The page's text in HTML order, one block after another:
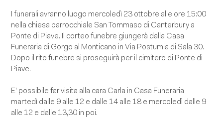
I funerali avranno luogo mercoledì 23 ottobre alle ore 15:00
nella chiesa parrocchiale San Tommaso di Canterbury a
Ponte di Piave. Il corteo funebre giungerà dalla Casa
Funeraria di Gorgo al Monticano in Via Postumia di Sala 30.
Dopo il rito funebre si proseguirà per il cimitero di Ponte di
Piave.
E’ possibile far visita alla cara Carla in Casa Funeraria
martedì dalle 9 alle 12 e dalle 14 alle 18 e mercoledì dalle 9
alle 12 e dalle 13,30 in poi.